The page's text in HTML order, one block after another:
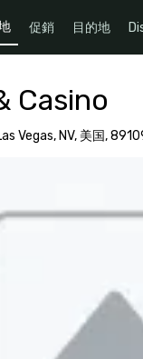
促銷 目的地
Casino
Vegas, NV, 美国,